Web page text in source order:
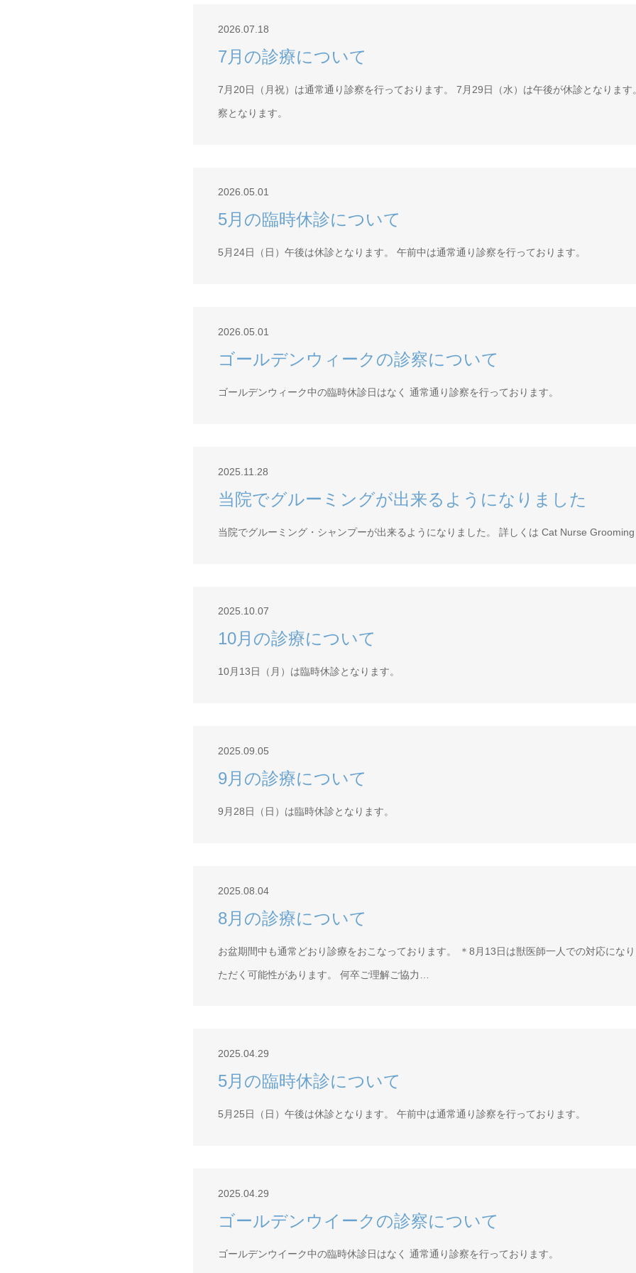
2026.07.18
7月の診療について
7月20日（月祝）は通常通り診察を行っております。 7月29日（水）は午後が休診となりま
察となります。
2026.05.01
5月の臨時休診について
5月24日（日）午後は休診となります。 午前中は通常通り診察を行っております。
2026.05.01
ゴールデンウィークの診察について
ゴールデンウィーク中の臨時休診日はなく 通常通り診察を行っております。
2025.11.28
当院でグルーミングが出来るようになりました
当院でグルーミング・シャンプーが出来るようになりました。 詳しくは Cat Nurse Grooming
2025.10.07
10月の診療について
10月13日（月）は臨時休診となります。
2025.09.05
9月の診療について
9月28日（日）は臨時休診となります。
2025.08.04
8月の診療について
お盆期間中も通常どおり診療をおこなっております。 ＊8月13日は獣医師一人での対応にな
ただく可能性があります。 何卒ご理解ご協力…
2025.04.29
5月の臨時休診について
5月25日（日）午後は休診となります。 午前中は通常通り診察を行っております。
2025.04.29
ゴールデンウイークの診察について
ゴールデンウイーク中の臨時休診日はなく 通常通り診察を行っております。